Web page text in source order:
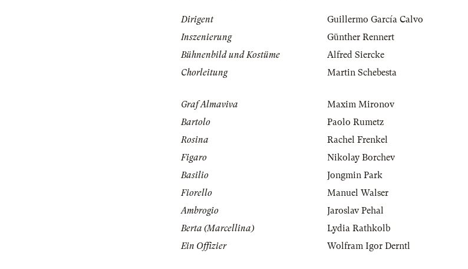
Dirigent
Guillermo García Calvo
Inszenierung
Günther Rennert
Bühnenbild und Kostüme
Alfred Siercke
Chorleitung
Martin Schebesta
Graf Almaviva
Maxim Mironov
Bartolo
Paolo Rumetz
Rosina
Rachel Frenkel
Figaro
Nikolay Borchev
Basilio
Jongmin Park
Fiorello
Manuel Walser
Ambrogio
Jaroslav Pehal
Berta (Marcellina)
Lydia Rathkolb
Ein Offizier
Wolfram Igor Derntl